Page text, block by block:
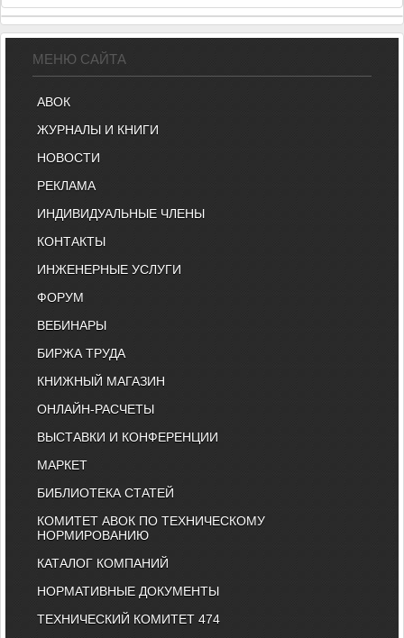
МЕНЮ САЙТА
АВОК
ЖУРНАЛЫ И КНИГИ
НОВОСТИ
РЕКЛАМА
ИНДИВИДУАЛЬНЫЕ ЧЛЕНЫ
КОНТАКТЫ
ИНЖЕНЕРНЫЕ УСЛУГИ
ФОРУМ
ВЕБИНАРЫ
БИРЖА ТРУДА
КНИЖНЫЙ МАГАЗИН
ОНЛАЙН-РАСЧЕТЫ
ВЫСТАВКИ И КОНФЕРЕНЦИИ
МАРКЕТ
БИБЛИОТЕКА СТАТЕЙ
КОМИТЕТ АВОК ПО ТЕХНИЧЕСКОМУ
НОРМИРОВАНИЮ
КАТАЛОГ КОМПАНИЙ
НОРМАТИВНЫЕ ДОКУМЕНТЫ
ТЕХНИЧЕСКИЙ КОМИТЕТ 474